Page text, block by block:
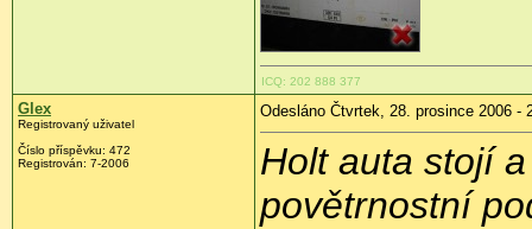
ICQ: 202 888 377
Glex
Registrovaný uživatel
Číslo příspěvku: 472
Registrován: 7-2006
Odesláno Čtvrtek, 28. prosince 2006 -
Holt auta stojí
povětrnostní